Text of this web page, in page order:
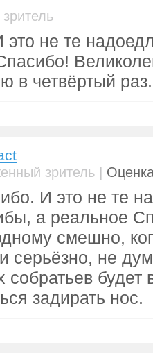
это не те
в четвёртый раз.
зритель |
И это не те
а реальное
смешно,
серьёзно, не
собратьев будет
задирать нос.